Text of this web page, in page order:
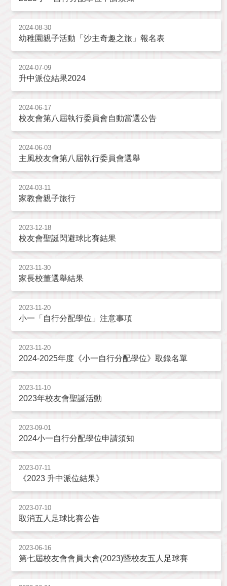
2024-08-30
幼稚園親子活動「沙主奇趣之旅」報名表
2024-07-09
升中派位結果2024
2024-06-17
校友會第八屆執行委員會自動當選公告
2024-06-03
主風校友會第八屆執行委員會選舉
2024-03-11
家教會親子旅行
2023-12-18
校友會聖誕閃避球比賽結果
2023-11-30
家長校董選舉結果
2023-11-20
小一「自行分配學位」注意事項
2023-11-20
2024-2025年度《小一自行分配學位》取錄名單
2023-11-10
2023年校友會聖誕活動
2023-09-01
2024小一自行分配學位申請須知
2023-07-11
《2023 升中派位結果》
2023-07-10
取消五人足球比賽公告
2023-06-16
第七屆校友會會員大會(2023)暨校友五人足球賽